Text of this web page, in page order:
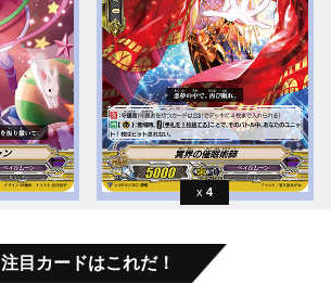
4
注目カードはこれだ！